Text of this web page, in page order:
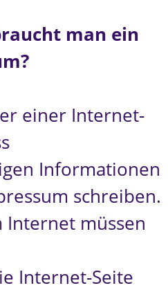
man ein
einer Internet-
Informationen
schreiben.
Internet müssen
Internet-Seite